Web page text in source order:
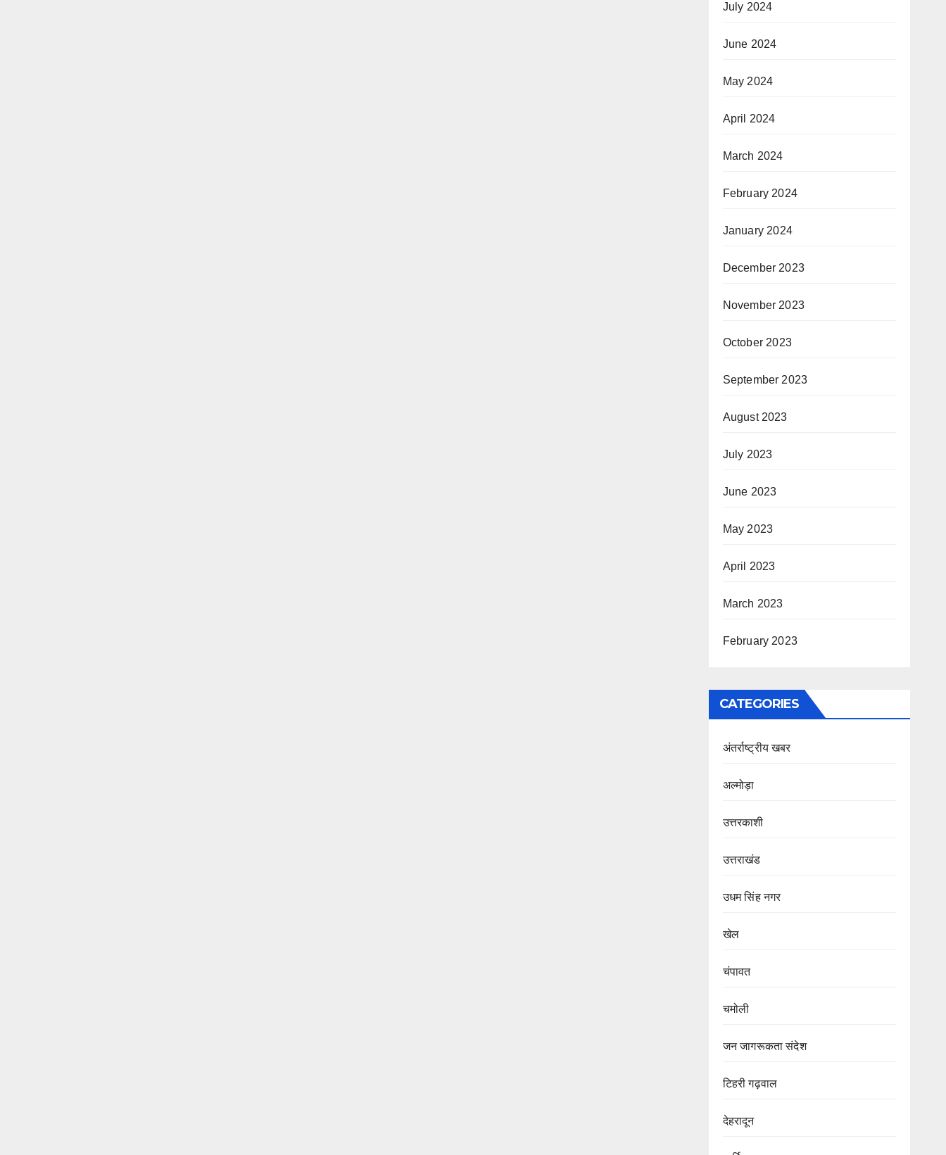
July 2024
June 2024
May 2024
April 2024
March 2024
February 2024
January 2024
December 2023
November 2023
October 2023
September 2023
August 2023
July 2023
June 2023
May 2023
April 2023
March 2023
February 2023
CATEGORIES
अंतर्राष्ट्रीय खबर
अल्मोड़ा
उत्तरकाशी
उत्तराखंड
उधम सिंह नगर
खेल
चंपावत
चमोली
जन जागरूकता संदेश
टिहरी गढ़वाल
देहरादून